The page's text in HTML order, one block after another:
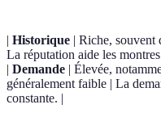
| Historique | Riche, souvent
La réputation aide les
| Demande | Élevée,
généralement faible | La
constante. |